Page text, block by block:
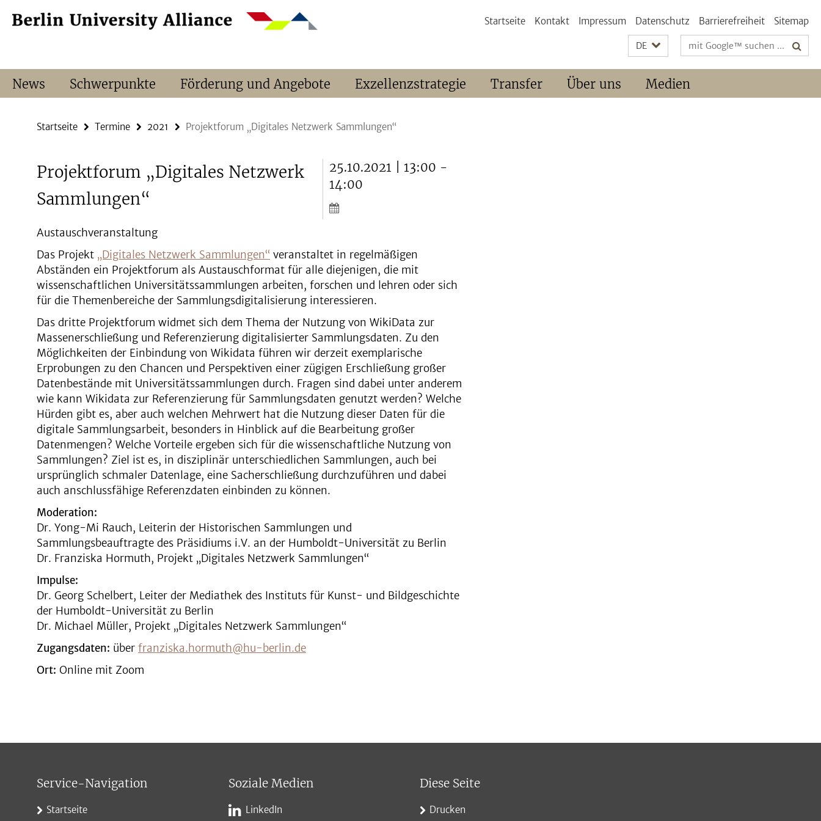
direkt
Service-
Startseite Kontakt Impressum Datenschutz Barrierefreiheit Sitemap
DE Suchbegriffe
News Schwerpunkte Förderung und Angebote Exzellenzstrategie Transfer Über uns Medien
Startseite Termine 2021 Projektforum „Digitales Netzwerk Sammlungen“
Projektforum „Digitales Netzwerk
Sammlungen“
25.10.2021 | 13:00 -
14:00
Austauschveranstaltung
Das Projekt „Digitales Netzwerk Sammlungen“ veranstaltet in regelmäßigen
Abständen ein Projektforum als Austauschformat für alle diejenigen, die mit
wissenschaftlichen Universitätssammlungen arbeiten, forschen und lehren oder sich
für die Themenbereiche der Sammlungsdigitalisierung interessieren.
Das dritte Projektforum widmet sich dem Thema der Nutzung von WikiData zur
Massenerschließung und Referenzierung digitalisierter Sammlungsdaten. Zu den
Möglichkeiten der Einbindung von Wikidata führen wir derzeit exemplarische
Erprobungen zu den Chancen und Perspektiven einer zügigen Erschließung großer
Datenbestände mit Universitätssammlungen durch. Fragen sind dabei unter anderem
wie kann Wikidata zur Referenzierung für Sammlungsdaten genutzt werden? Welche
Hürden gibt es, aber auch welchen Mehrwert hat die Nutzung dieser Daten für die
digitale Sammlungsarbeit, besonders in Hinblick auf die Bearbeitung großer
Datenmengen? Welche Vorteile ergeben sich für die wissenschaftliche Nutzung von
Sammlungen? Ziel ist es, in disziplinär unterschiedlichen Sammlungen, auch bei
ursprünglich schmaler Datenlage, eine Sacherschließung durchzuführen und dabei
auch anschlussfähige Referenzdaten einbinden zu können.
Moderation:
Dr. Yong-Mi Rauch, Leiterin der Historischen Sammlungen und
Sammlungsbeauftragte des Präsidiums i.V. an der Humboldt-Universität zu Berlin
Dr. Franziska Hormuth, Projekt „Digitales Netzwerk Sammlungen“
Impulse:
Dr. Georg Schelbert, Leiter der Mediathek des Instituts für Kunst- und Bildgeschichte
der Humboldt-Universität zu Berlin
Dr. Michael Müller, Projekt „Digitales Netzwerk Sammlungen“
Zugangsdaten: über franziska.hormuth@hu-berlin.de
Ort: Online mit Zoom
Service-Navigation
Startseite
Soziale Medien
LinkedIn
Diese Seite
Drucken